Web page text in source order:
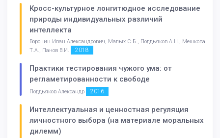
Кросс-культурное лонгитюдное исследование
природы индивидуальных различий
интеллекта
Воронин Иван Александрович, Малых С.Б., Поддьяков А.Н., Мешкова
Т.А., Панов В.И.
2018
Практики тестирования чужого ума: от
регламетированности к свободе
Поддьяков Александр 2016
Интеллектуальная и ценностная регуляция
личностного выбора (на материале моральных
дилемм)